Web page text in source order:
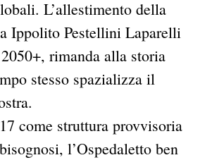
L’allestimento della
Ippolito Pestellini Laparelli
rimanda alla storia
stesso spazializza il
come struttura provvisoria
l’Ospedaletto ben